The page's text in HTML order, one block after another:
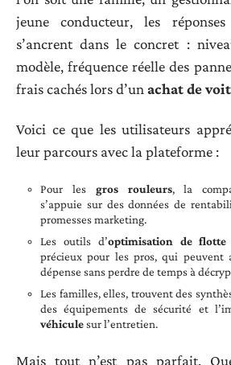
jeune conducteur, les
s’ancrent dans le concret :
modèle, fréquence réelle des
frais cachés lors d’un achat de
Voici ce que les utilisateurs
leur parcours avec la plateforme :
Pour les gros rouleurs, la
s’appuie sur des données de
promesses marketing.
Les outils d’optimisation de flotte
précieux pour les pros, qui peuvent
dépense sans perdre de temps à
Les familles, elles, trouvent des
des équipements de sécurité et
véhiculesur l’entretien.
Mais tout n’est pas parfait.